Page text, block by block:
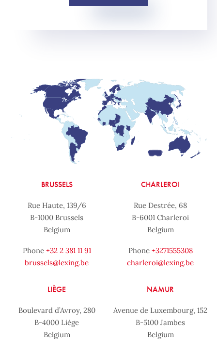
BRUSSELS
Rue Haute, 139/6
B-1000 Brussels
Belgium
Phone +32 2 381 11 91
brussels@lexing.be
CHARLEROI
Rue Destrée, 68
B-6001 Charleroi
Belgium
Phone +3271555308
charleroi@lexing.be
LIÈGE
Boulevard d’Avroy, 280
B-4000 Liège
Belgium
NAMUR
Avenue de Luxembourg, 152
B-5100 Jambes
Belgium